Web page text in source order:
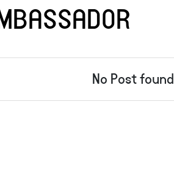
No Post found